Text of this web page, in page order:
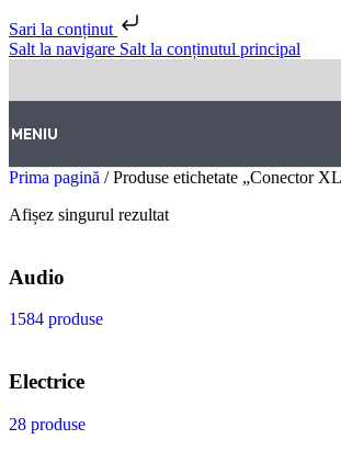
Sari la conținut
Salt la navigare Salt la conținutul principal
MENIU
Prima pagină / Produse etichetate „Conector
Afișez singurul rezultat
Audio
1584 produse
Electrice
28 produse